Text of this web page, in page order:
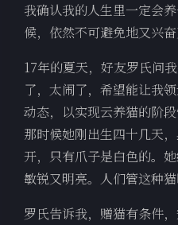
我确认我的人生里一定会
候，依然不可避免地又兴奋
17年的夏天，好友罗氏问
了，太闹了，希望能让我
动态，以实现云养猫的阶段
那时候她刚出生四十几天
开，只有爪子是白色的。
敏锐又明亮。人们管这种猫
罗氏告诉我，赠猫有条件，